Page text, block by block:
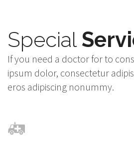
Special
If you need a doctor for to
ipsum dolor, consectetur
eros adipiscing nonummy.